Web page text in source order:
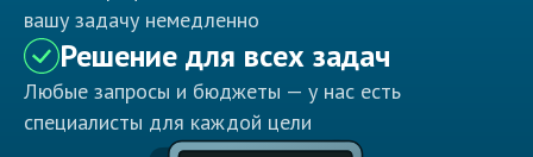
вашу задачу немедленно
Решение для всех задач
Любые запросы и бюджеты — у нас есть
специалисты для каждой цели